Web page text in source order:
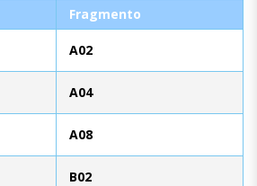
Fragmento
A02
A04
A08
B02